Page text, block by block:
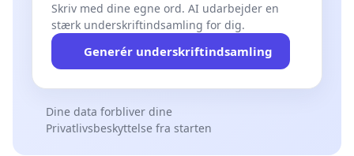
Skriv med dine egne ord. AI udarbejder en
stærk underskriftindsamling for dig.
Generér underskriftindsamling
Dine data forbliver dine
Privatlivsbeskyttelse fra starten